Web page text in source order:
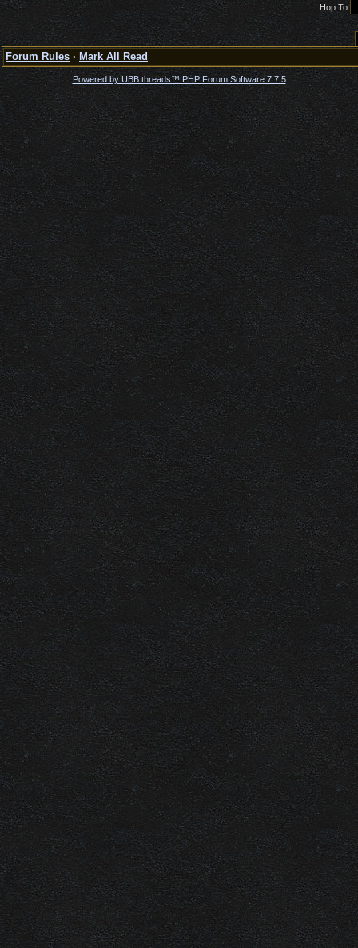
Hop To
Forum Rules · Mark All Read
Powered by UBB.threads™ PHP Forum Software 7.7.5